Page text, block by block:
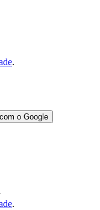
.
o Google
.